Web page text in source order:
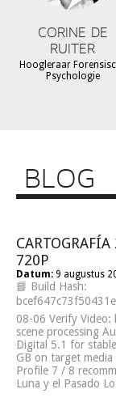
CORINE DE
RUITER
Hoogleraar
Psychologie
BLOG
720P
Datum: 9 augustus
📘 Build Hash:
08-06 Verify
scene processing
Digital 5.1 for
GB on target
Profile 7 / 8
Luna y el Pasado